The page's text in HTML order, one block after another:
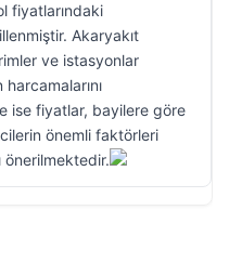
fiyatlarındaki
Akaryakıt
ve istasyonlar
ise fiyatlar, bayilere göre
önemli faktörleri
önerilmektedir.